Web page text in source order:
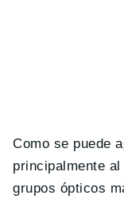
Como se puede
principalmente
grupos ópticos